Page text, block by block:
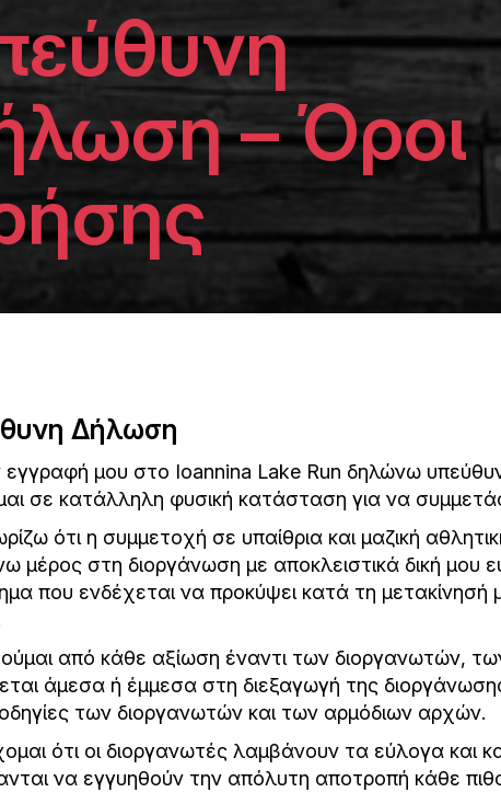
– Όροι
Δήλωση
μου στο Ioannina Lake Run δηλώνω
σε κατάλληλη φυσική κατάσταση για να
ότι η συμμετοχή σε υπαίθρια και μαζική
μέρος στη διοργάνωση με αποκλειστικά δική
που ενδέχεται να προκύψει κατά τη
από κάθε αξίωση έναντι των διοργανωτών,
άμεσα ή έμμεσα στη διεξαγωγή της
οδηγίες των διοργανωτών και των αρμόδιων αρχών.
ότι οι διοργανωτές λαμβάνουν τα εύλογα
να εγγυηθούν την απόλυτη αποτροπή κάθε